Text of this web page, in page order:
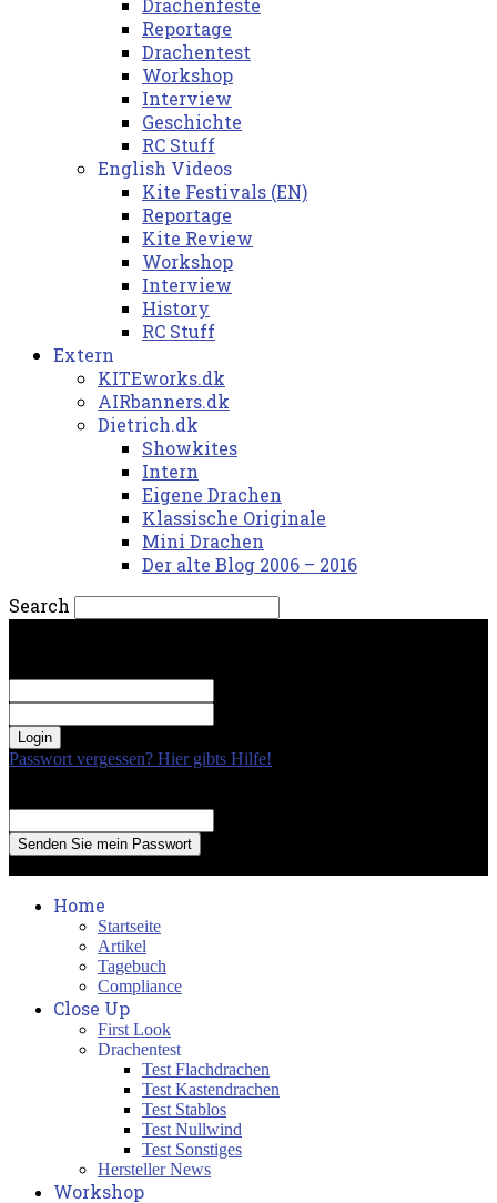
Drachenfeste
Reportage
Drachentest
Workshop
Interview
Geschichte
RC Stuff
English Videos
Kite Festivals (EN)
Reportage
Kite Review
Workshop
Interview
History
RC Stuff
Extern
KITEworks.dk
AIRbanners.dk
Dietrich.dk
Showkites
Intern
Eigene Drachen
Klassische Originale
Mini Drachen
Der alte Blog 2006 – 2016
Search
Passwort vergessen? Hier gibts Hilfe!
Home
Startseite
Artikel
Tagebuch
Compliance
Close Up
First Look
Drachentest
Test Flachdrachen
Test Kastendrachen
Test Stablos
Test Nullwind
Test Sonstiges
Hersteller News
Workshop